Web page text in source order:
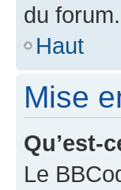
du forum.
Haut
Mise
Qu’est-
Le